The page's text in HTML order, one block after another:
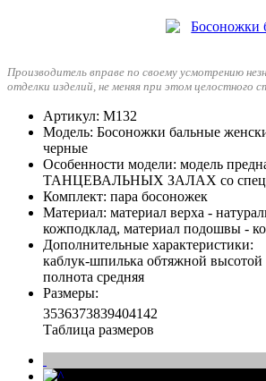
Производитель вправе по своему усмотрению
отделки изделий, не меняя при этом целостного
Артикул: М132
Модель: Босоножки бальные
черные
Особенности модели: модель
ТАНЦЕВАЛЬНЫХ ЗАЛАХ со
Комплект: пара босоножек
Материал: материал верха -
кожподклад, материал подошвы -
Дополнительные характеристики:
каблук-шпилька обтяжной высотой
полнота средняя
Размеры:
3536373839404142
Таблица размеров